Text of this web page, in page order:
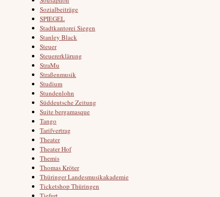
Sozialbeiträge
SPIEGEL
Stadtkantorei Siegen
Stanley Black
Steuer
Steuererklärung
StraMu
Straßenmusik
Studium
Stundenlohn
Süddeutsche Zeitung
Suite bergamasque
Tango
Tarifvertrag
Theater
Theater Hof
Themis
Thomas Kröter
Thüringer Landesmusikakademie
Ticketshop Thüringen